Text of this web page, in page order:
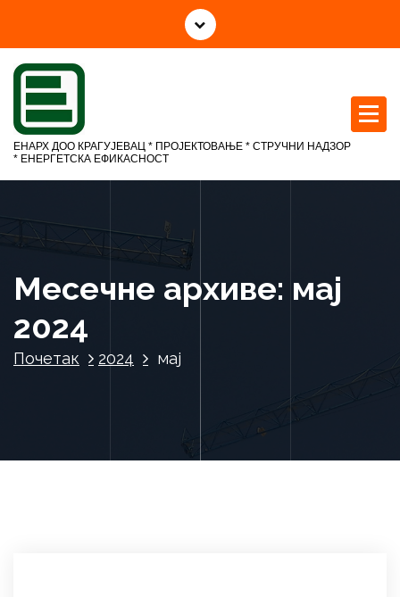
о
а
ЕНАРХ ДОО КРАГУЈЕВАЦ * ПРОЈЕКТОВАЊЕ * СТРУЧНИ НАДЗОР
* ЕНЕРГЕТСКА ЕФИКАСНОСТ
Месечне архиве: мај
2024
Почетак 2024 мај